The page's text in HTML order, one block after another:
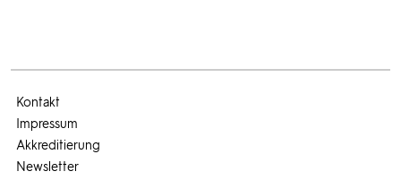
Kontakt
Impressum
Akkreditierung
Newsletter